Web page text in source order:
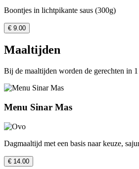
Boontjes in lichtpikante saus (300g)
€ 9.00
Maaltijden
Bij de maaltijden worden de gerechten in
Menu Sinar Mas
Dagmaaltijd met een basis naar keuze,
€ 14.00